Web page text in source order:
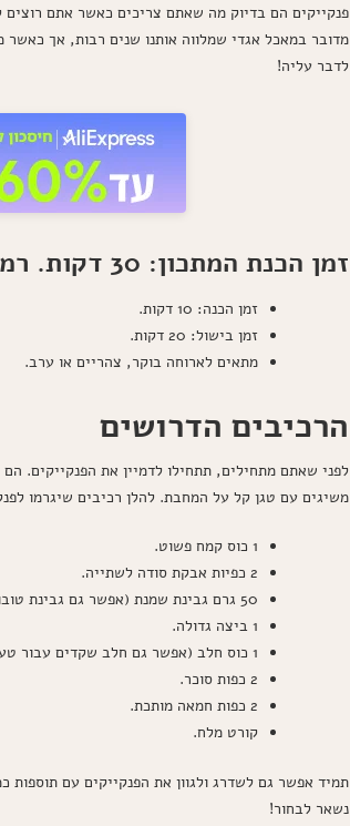
פנקייקים הם בדיוק מה שאתם צריכים כאשר אתם רוצים
מדובר במאכל אגדי שמלווה אותנו שנים רבות, אך כאשר
לדבר עליה!
זמן הכנת המתכון: 30 דקות. רמת קושי: קלה. כמות מנות: 4-6 פנקייקים
זמן הכנה: 10 דקות.
זמן בישול: 20 דקות.
מתאים לארוחה בוקר, צהריים או ערב.
הרכיבים הדרושים
לפני שאתם מתחילים, תתחילו לדמיין את הפנקייקים.
משיגים עם טגן קל על המחבת. להלן רכיבים שיגרמו
1 כוס קמח פשוט.
2 כפיות אבקת סודה לשתייה.
50 גרם גבינת שמנת (אפשר גם גבינת טובות נוספות).
1 ביצה גדולה.
1 כוס חלב (אפשר גם חלב שקדים עבור טעם שונה).
2 כפות סוכר.
2 כפות חמאה מותכת.
קורט מלח.
תמיד אפשר גם לשדרג ולגוון את הפנקייקים עם
נשאר לבחור!